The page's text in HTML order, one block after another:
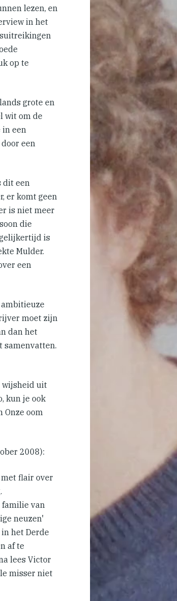
lezen, en
in het
op te
grote en
wit om de
in een
een
dit een
er komt geen
is niet meer
die
is
Mulder.
een
moet zijn
dan het
samenvatten.
wijsheid uit
kun je ook
Onze oom
2008):
flair over
familie van
neuzen'
het Derde
af te
lees Victor
misser niet